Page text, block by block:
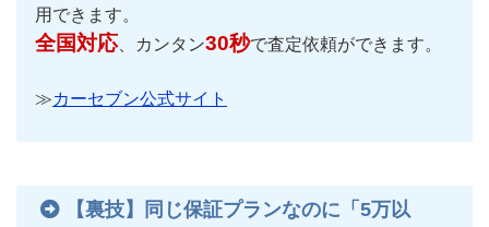
用できます。
全国対応、カンタン30秒で査定依頼ができます。
≫カーセブン公式サイト
【裏技】同じ保証プランなのに「5万以